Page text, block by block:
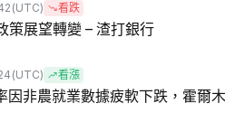
(UTC) 看跌
策展望轉變 – 渣打銀行
(UTC) 看漲
因非農就業數據疲軟下跌，霍爾